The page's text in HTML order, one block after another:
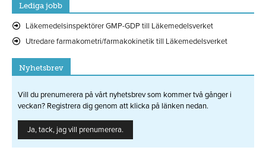
Lediga jobb
Läkemedelsinspektörer GMP-GDP till Läkemedelsverket
Utredare farmakometri/farmakokinetik till Läkemedelsverket
Nyhetsbrev
Vill du prenumerera på vårt nyhetsbrev som kommer två gånger i
veckan? Registrera dig genom att klicka på länken nedan.
Ja, tack, jag vill prenumerera.